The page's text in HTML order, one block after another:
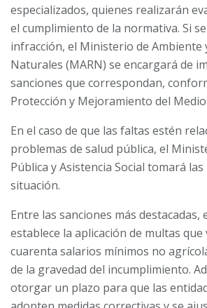
especializados, quienes realizarán
el cumplimiento de la normativa. Si
infracción, el Ministerio de Ambiente
Naturales (MARN) se encargará de
sanciones que correspondan,
Protección y Mejoramiento del
En el caso de que las faltas estén
problemas de salud pública, el
Pública y Asistencia Social tomará
situación.
Entre las sanciones más destacadas,
establece la aplicación de multas
cuarenta salarios mínimos no
de la gravedad del incumplimiento.
otorgar un plazo para que las